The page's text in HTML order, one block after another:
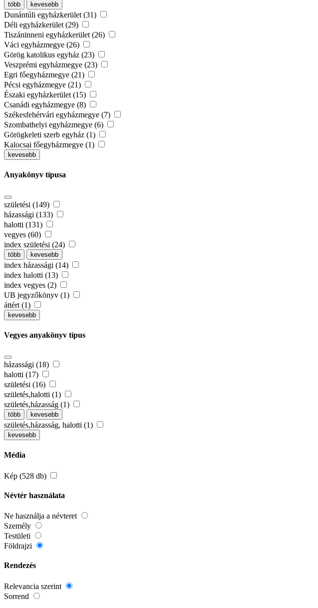
több kevesebb
Dunántúli egyházkerület (31)
Déli egyházkerület (29)
Tiszáninneni egyházkerület (26)
Váci egyházmegye (26)
Görög katolikus egyház (23)
Veszprémi egyházmegye (23)
Egri főegyházmegye (21)
Pécsi egyházmegye (21)
Északi egyházkerület (15)
Csanádi egyházmegye (8)
Székesfehérvári egyházmegye (7)
Szombathelyi egyházmegye (6)
Görögkeleti szerb egyház (1)
Kalocsai főegyházmegye (1)
kevesebb
Anyakönyv típusa
születési (149)
házassági (133)
halotti (131)
vegyes (60)
index születési (24)
több kevesebb
index házassági (14)
index halotti (13)
index vegyes (2)
UB jegyzőkönyv (1)
áttért (1)
kevesebb
Vegyes anyakönyv típus
házassági (18)
halotti (17)
születési (16)
születés,halotti (1)
születés,házasság (1)
több kevesebb
születés,házasság, halotti (1)
kevesebb
Média
Kép (528 db)
Névtér használata
Ne használja a névteret
Személy
Testületi
Földrajzi
Rendezés
Relevancia szerint
Sorrend